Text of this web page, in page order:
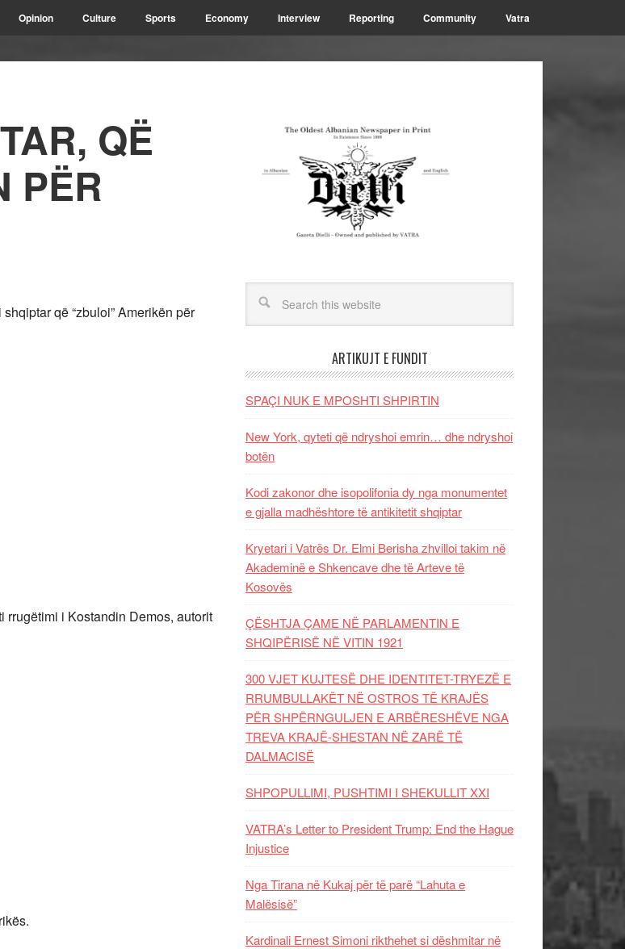
Opinion Culture Sports Economy Interview Reporting Community Vatra
QË
PËR
që “zbuloi” Amerikën për
rrugëtimi i Kostandin Demos, autorit
ARTIKUJT E FUNDIT
SPAÇI NUK E MPOSHTI SHPIRTIN
New York, qyteti që ndryshoi emrin… dhe ndryshoi
botën
Kodi zakonor dhe isopolifonia dy nga monumentet
e gjalla madhështore të antikitetit shqiptar
Kryetari i Vatrës Dr. Elmi Berisha zhvilloi takim në
Akademinë e Shkencave dhe të Arteve të
Kosovës
ÇËSHTJA ÇAME NË PARLAMENTIN E
SHQIPËRISË NË VITIN 1921
300 VJET KUJTESË DHE IDENTITET-TRYEZË E
RRUMBULLAKËT NË OSTROS TË KRAJËS
PËR SHPËRNGULJEN E ARBËRESHËVE NGA
TREVA KRAJË-SHESTAN NË ZARË TË
DALMACISË
SHPOPULLIMI, PUSHTIMI I SHEKULLIT XXI
VATRA’s Letter to President Trump: End the Hague
Injustice
Nga Tirana në Kukaj për të parë “Lahuta e
Malësisë”
Kardinali Ernest Simoni rikthehet si dëshmitar në